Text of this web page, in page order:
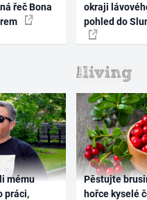
řeč Bona
okraji
pohled do
mému
práci,
Pěstujte
hořce kyselé